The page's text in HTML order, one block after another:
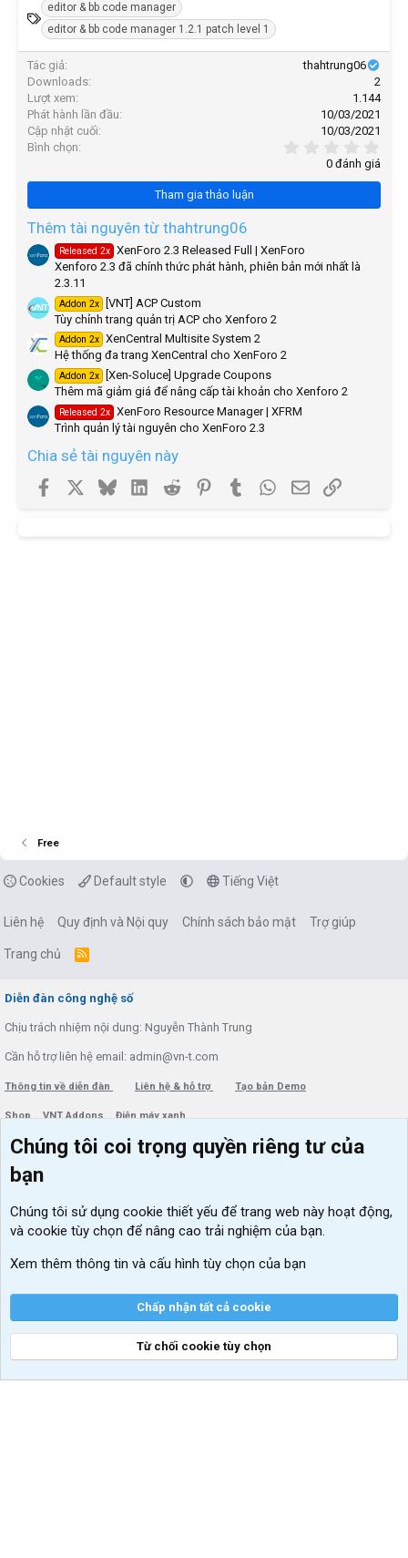
c
i
o
n
s
:
T
ừ
k
h
ó
a
editor & bb code manager
editor & bb code manager 1.2.1 patch level 1
Tác giả
thahtrung06
Downloads
2
Lượt xem
1.144
Phát hành lần đầu
10/03/2021
Cập nhật cuối
10/03/2021
Bình chọn
0
0 đánh giá
Tham gia thảo luận
Thêm tài nguyên từ thahtrung06
Released 2x XenForo 2.3 Released Full | XenForo
Xenforo 2.3 đã chính thức phát hành, phiên bản mới nhất là
2.3.11
Addon 2x
[VNT] ACP Custom
Tùy chỉnh trang quản trị ACP cho Xenforo 2
Addon 2x XenCentral Multisite System 2
Hệ thống đa trang XenCentral cho XenForo 2
Addon 2x
[Xen-Soluce] Upgrade Coupons
Thêm mã giảm giá để nâng cấp tài khoản cho Xenforo 2
Released 2x XenForo Resource Manager | XFRM
Trình quản lý tài nguyên cho XenForo 2.3
Chia sẻ tài nguyên này
Facebook BlueskyLinkedInReddit PinterestTumblr WhatsApp
EmailLink
Free
Cookies Default style Tiếng Việt
Liên hệ Quy định và Nội quy Chính sách bảo mật Trợ giúp
Trang chủ
R
Diễn đàn công nghệ số
Chịu trách nhiệm nội dung: Nguyễn Thành Trung
Cần hỗ trợ liên hệ email: admin@vn-t.com
Thông tin về diễn đàn Liên hệ & hỗ trợ Tạo bản Demo
Shop VNT Addons Điện máy xanh
Menu thành viên
Đăng nhập
Diễn đàn
Kích hoạt Windows/ Office miễn phí
VIP add-ons Xenforo
Khuyến mãi và tài trợ
Chúng tôi coi trọng quyền riêng tư của
bạn
Chúng tôi sử dụng cookie thiết yếu để trang web này hoạt động,
và cookie tùy chọn để nâng cao trải nghiệm của bạn.
Xem thêm thông tin và cấu hình tùy chọn của bạn
Chấp nhận tất cả cookie
Từ chối cookie tùy chọn